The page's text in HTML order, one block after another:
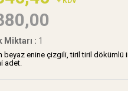
Miktarı : 1
beyaz enine çizgili, tiril tiril dökümlü
adet.